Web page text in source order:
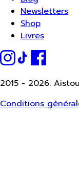
Newsletters
Shop
Livres
2015 - 2026.
Conditions